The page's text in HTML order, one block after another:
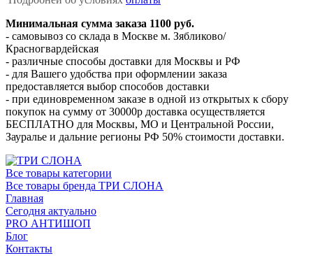
Минимальная сумма заказа 1100 руб.
- самовывоз со склада в Москве м. Зябликово/
Красногвардейская
- различные способы доставки для Москвы и РФ
- для Вашего удобства при оформлении заказа
предоставляется выбор способов доставки
- при единовременном заказе в одной из открытых к сбору
покупок на сумму от 30000р доставка осуществляется
БЕСПЛАТНО для Москвы, МО и Центральной России,
Зауралье и дальние регионы РФ 50% стоимости доставки.
Все товары категории
Все товары бренда ТРИ СЛОНА
Главная
Сегодня актуально
PRO АНТИШОП
Блог
Контакты